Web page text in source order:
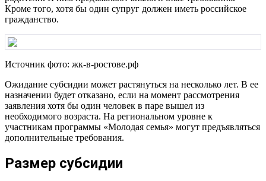
Кроме того, хотя бы один супруг должен иметь российское
гражданство.
Источник фото: жк-в-ростове.рф
Ожидание субсидии может растянуться на несколько лет. В ее
назначении будет отказано, если на момент рассмотрения
заявления хотя бы один человек в паре вышел из
необходимого возраста. На региональном уровне к
участникам программы «Молодая семья» могут предъявляться
дополнительные требования.
Размер субсидии